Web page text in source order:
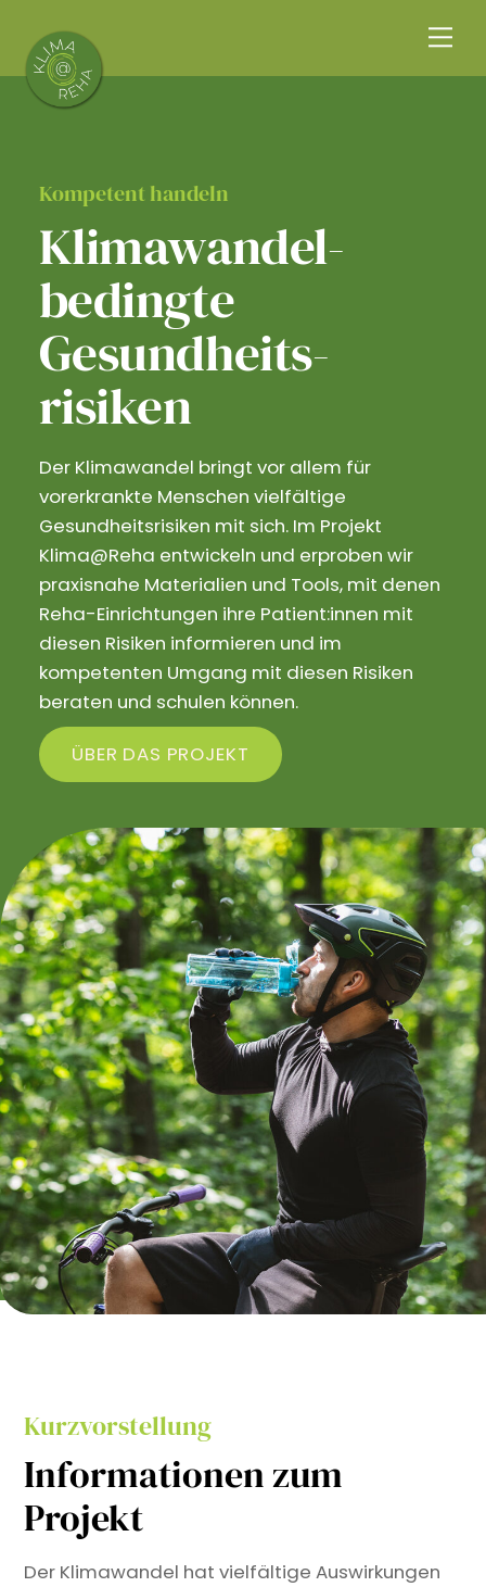
content
Kompetent handeln
Klimawandel­
bedingte
Gesundheits­
risiken
Der Klimawandel bringt vor allem für
vorerkrankte Menschen vielfältige
Gesundheitsrisiken mit sich. Im Projekt
Klima@Reha entwickeln und erproben wir
praxisnahe Materialien und Tools, mit denen
Reha-Einrichtungen ihre Patient:innen mit
diesen Risiken informieren und im
kompetenten Umgang mit diesen Risiken
beraten und schulen können.
ÜBER DAS PROJEKT
Kurzvorstellung
Informationen zum
Projekt
Der Klimawandel hat vielfältige Auswirkungen